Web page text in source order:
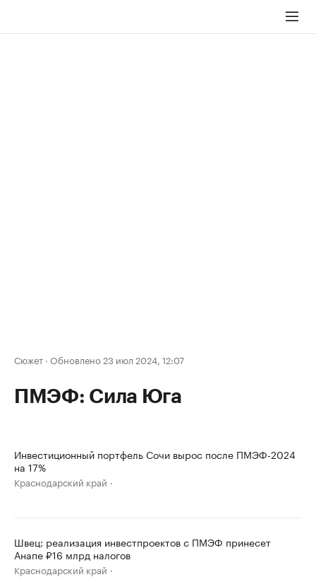
Сюжет · Обновлено 23 июл 2024, 12:07
ПМЭФ: Сила Юга
Инвестиционный портфель Сочи вырос после ПМЭФ-2024
на 17%
Краснодарский край
Швец: реализация инвестпроектов с ПМЭФ принесет
Анапе ₽16 млрд налогов
Краснодарский край